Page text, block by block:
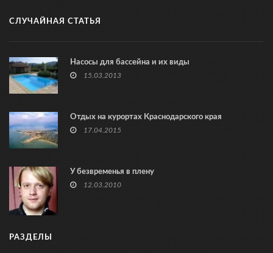
СЛУЧАЙНАЯ СТАТЬЯ
Насосы для бассейна и их виды
15.03.2013
Отдых на курортах Краснодарского края
17.04.2015
У безвременья в плену
12.03.2010
РАЗДЕЛЫ